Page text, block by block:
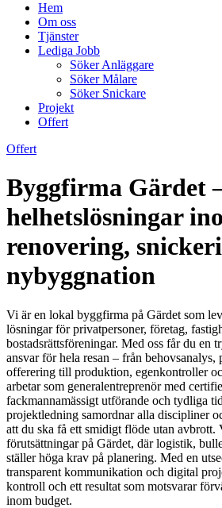
Hem
Om oss
Tjänster
Lediga Jobb
Söker Anläggare
Söker Målare
Söker Snickare
Projekt
Offert
Offert
Byggfirma Gärdet
helhetslösningar
renovering,
nybyggnation
Vi är en lokal byggfirma på Gärdet som
lösningar för privatpersoner, företag,
bostadsrättsföreningar. Med oss får du en
ansvar för hela resan – från behovsanalys,
offerering till produktion, egenkontroller
arbetar som generalentreprenör med
fackmannamässigt utförande och tydliga
projektledning samordnar alla discipliner
att du ska få ett smidigt flöde utan avbrott.
förutsättningar på Gärdet, där logistik,
ställer höga krav på planering. Med en
transparent kommunikation och digital
kontroll och ett resultat som motsvarar
inom budget.